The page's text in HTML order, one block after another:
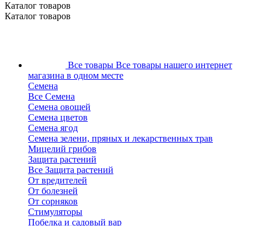
Каталог товаров
Каталог товаров
Все товары Все товары нашего интернет
магазина в одном месте
Семена
Все Семена
Семена овощей
Семена цветов
Семена ягод
Семена зелени, пряных и лекарственных трав
Мицелий грибов
Защита растений
Все Защита растений
От вредителей
От болезней
От сорняков
Стимуляторы
Побелка и садовый вар